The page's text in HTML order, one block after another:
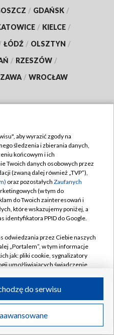
/ GDAŃSK /
/ KIELCE /
ŁÓDŹ / OLSZTYN /
/ RZESZÓW /
/ WROCŁAW
TVP
zgody
S.A. w likwidacji
aby wyrazić zgody na
śledzenia i zbierania danych,
końcowym i ich
Twoich danych osobowych przez
(zwaną dalej również „TVP”),
oraz pozostałych Zaufanych
(w tym do
do Twoich zainteresowań i
które wskazujemy poniżej, a
identyfikatora PPID do Google.
odwiedzania przez Ciebie naszych
„Portalem”, w tym informacje
jak: pliki cookie, sygnalizatory
umożliwiających świadczenie
odwiedzania przez Ciebie
jak adresy IP, identyfikatory
do serwisu